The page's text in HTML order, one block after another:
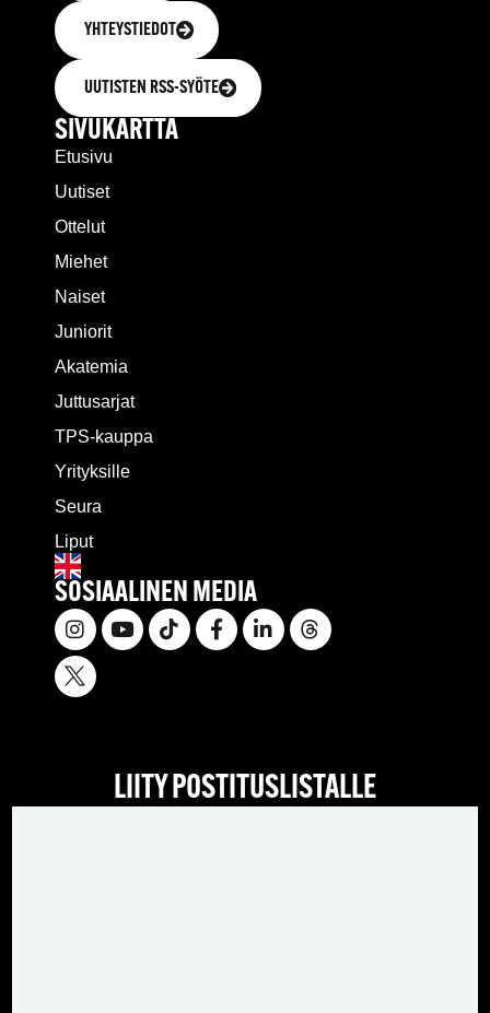
YHTEYSTIEDOT
UUTISTEN RSS-SYÖTE
SIVUKARTTA
Etusivu
Uutiset
Ottelut
Miehet
Naiset
Juniorit
Akatemia
Juttusarjat
TPS-kauppa
Yrityksille
Seura
Liput
SOSIAALINEN MEDIA
LIITY POSTITUSLISTALLE